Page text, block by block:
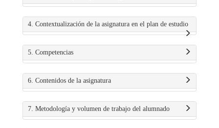
4. Contextualización de la asignatura en el plan de estudio
5. Competencias
6. Contenidos de la asignatura
7. Metodología y volumen de trabajo del alumnado